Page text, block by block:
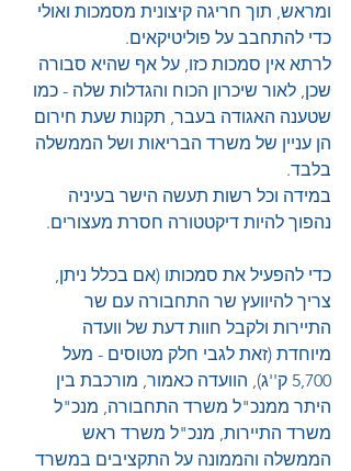
ומראש, תוך חריגה קיצונית מסמכות ואולי
כדי להתחבב על פוליטיקאים.
לרתא אין סמכות כזו, על אף שהיא סבורה
שכן, לאור שיכרון הכוח והגדלות שלה - כמו
שטענה האגודה בעבר, תקנות שעת חירום
הן עניין של משרד הבריאות ושל הממשלה
בלבד.
במידה וכל רשות תעשה הישר בעיניה
נהפוך להיות דיקטטורה חסרת מעצורים.
כדי להפעיל את סמכותו (אם בכלל ניתן,
צריך להיוועץ שר התחבורה עם שר
התיירות ולקבל חוות דעת של וועדה
מיוחדת (זאת לגבי חלק מטוסים - מעל
5,700 ק''ג), הוועדה כאמור, מורכבת בין
היתר ממנכ"ל משרד התחבורה, מנכ"ל
משרד התיירות, מנכ"ל משרד ראש
הממשלה והממונה על התקציבים במשרד